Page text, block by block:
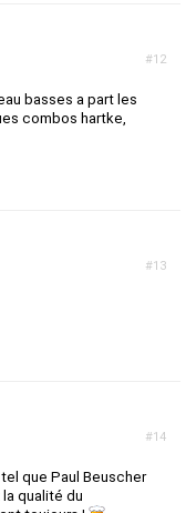
#12
basses a part les
combos hartke,
#13
#14
que Paul Beuscher
qualité du